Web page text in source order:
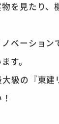
を見たり、
ベーション
す。
級の『東建